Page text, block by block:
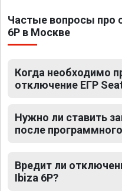
Частые вопросы про
6P в Москве
Когда необходимо
отключение ЕГР
Нужно ли ставить
после
Вредит ли
Ibiza 6P?